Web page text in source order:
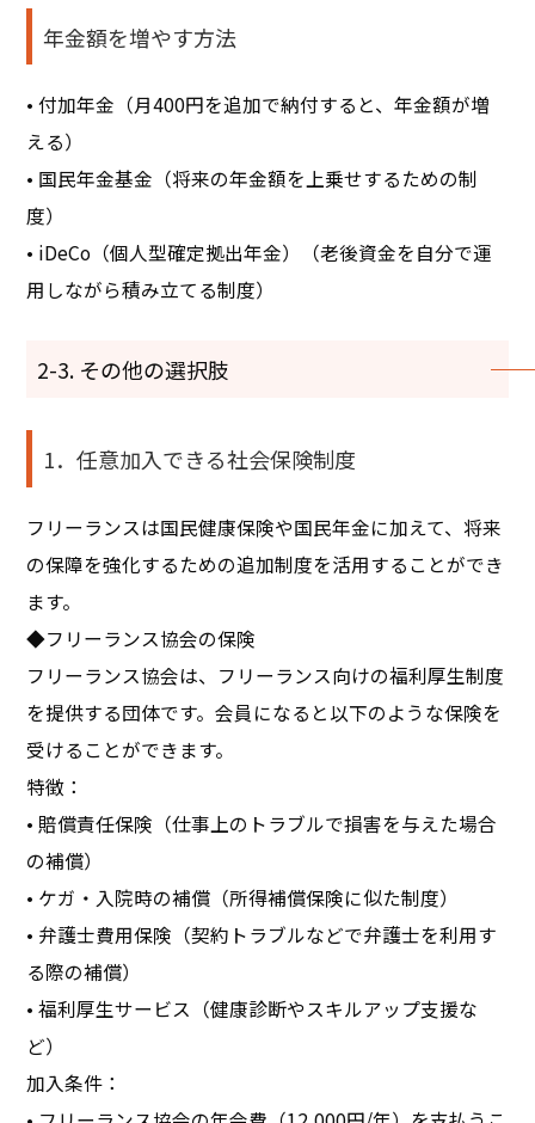
年金額を増やす方法
• 付加年金（月400円を追加で納付すると、年金額が増
える）
• 国民年金基金（将来の年金額を上乗せするための制
度）
• iDeCo（個人型確定拠出年金）（老後資金を自分で運
用しながら積み立てる制度）
2-3. その他の選択肢
1．任意加入できる社会保険制度
フリーランスは国民健康保険や国民年金に加えて、将来
の保障を強化するための追加制度を活用することができ
ます。
◆フリーランス協会の保険
フリーランス協会は、フリーランス向けの福利厚生制度
を提供する団体です。会員になると以下のような保険を
受けることができます。
特徴：
• 賠償責任保険（仕事上のトラブルで損害を与えた場合
の補償）
• ケガ・入院時の補償（所得補償保険に似た制度）
• 弁護士費用保険（契約トラブルなどで弁護士を利用す
る際の補償）
• 福利厚生サービス（健康診断やスキルアップ支援な
ど）
加入条件：